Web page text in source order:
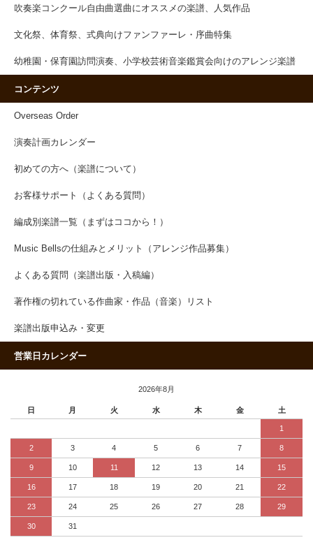
吹奏楽コンクール自由曲選曲にオススメの楽譜、人気作品
文化祭、体育祭、式典向けファンファーレ・序曲特集
幼稚園・保育園訪問演奏、小学校芸術音楽鑑賞会向けのアレンジ楽譜
コンテンツ
Overseas Order
演奏計画カレンダー
初めての方へ（楽譜について）
お客様サポート（よくある質問）
編成別楽譜一覧（まずはココから！）
Music Bellsの仕組みとメリット（アレンジ作品募集）
よくある質問（楽譜出版・入稿編）
著作権の切れている作曲家・作品（音楽）リスト
楽譜出版申込み・変更
営業日カレンダー
2026年8月
日 月 火 水 木 金 土
1
2 3 4 5 6 7 8
9 10 11 12 13 14 15
16 17 18 19 20 21 22
23 24 25 26 27 28 29
30 31